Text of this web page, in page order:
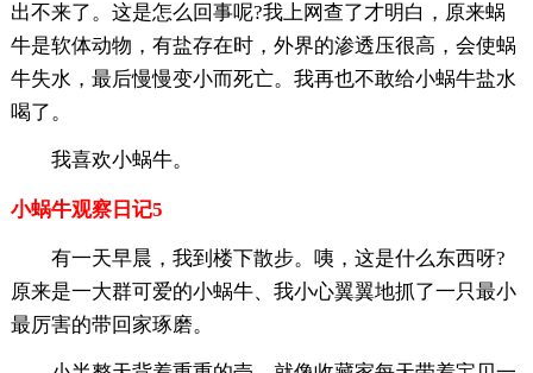
出不来了。这是怎么回事呢?我上网查了才明白，原来蜗
牛是软体动物，有盐存在时，外界的渗透压很高，会使蜗
牛失水，最后慢慢变小而死亡。我再也不敢给小蜗牛盐水
喝了。
我喜欢小蜗牛。
小蜗牛观察日记5
有一天早晨，我到楼下散步。咦，这是什么东西呀?
原来是一大群可爱的小蜗牛、我小心翼翼地抓了一只最小
最厉害的带回家琢磨。